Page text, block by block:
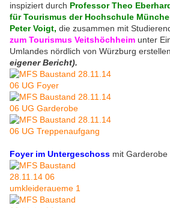
inspiziert durch Professor Theo
für Tourismus der Hochschule
Peter Voigt, die zusammen mit
zum Tourismus Veitshöchheim unter
Umlandes nördlich von Würzburg erstellen
eigener Bericht).
Foyer im Untergeschoss mit